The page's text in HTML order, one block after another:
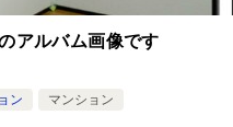
アルバム画像です
ン マンション